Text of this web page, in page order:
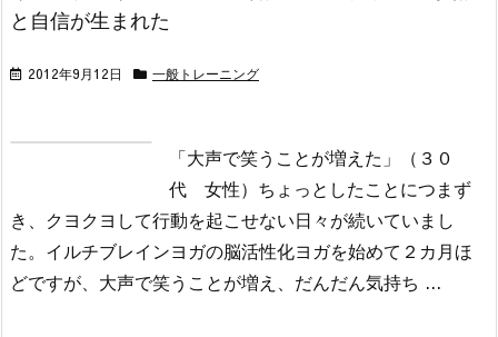
と自信が生まれた
2012年9月12日 一般トレーニング
「大声で笑うことが増えた」（３０
代 女性） ちょっとしたことにつまず
き、クヨクヨして行動を起こせない日々が続いていまし
た。 イルチブレインヨガの脳活性化ヨガを始めて２カ月ほ
どですが、大声で笑うことが増え、だんだん気持ち ...